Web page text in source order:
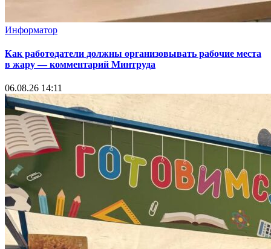
Информатор
Как работодатели должны организовывать рабочие места
в жару — комментарий Минтруда
06.08.26 14:11